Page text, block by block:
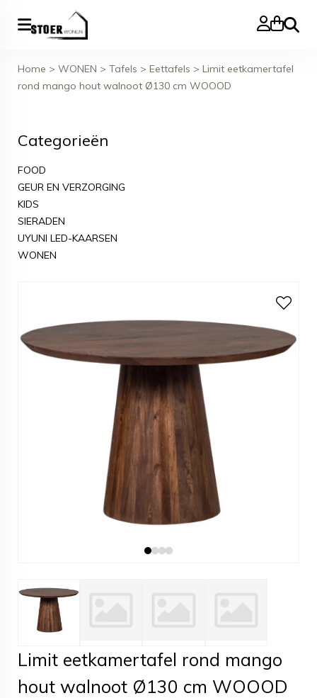
Zoeken
Home > WONEN > Tafels > Eettafels > Limit eetkamertafel
rond mango hout walnoot Ø130 cm WOOOD
Categorieën
FOOD
GEUR EN VERZORGING
KIDS
SIERADEN
UYUNI LED-KAARSEN
WONEN
Limit eetkamertafel rond mango
hout walnoot Ø130 cm WOOOD